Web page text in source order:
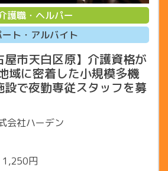
護職・ヘルパー
ート・アルバイト
市天白区原】介護資格が
域に密着した小規模多機
で夜勤専従スタッフを募
会社ハーデン
1,250円